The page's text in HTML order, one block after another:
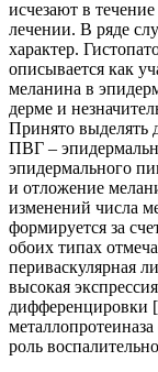
исчезают в
лечении. В ряде
характер.
описывается как
меланина в
дерме и
Принято выделять
ПВГ –
эпидермального
и отложение
изменений числа
формируется за
обоих типах
периваскулярная
высокая
дифференцировки
роль